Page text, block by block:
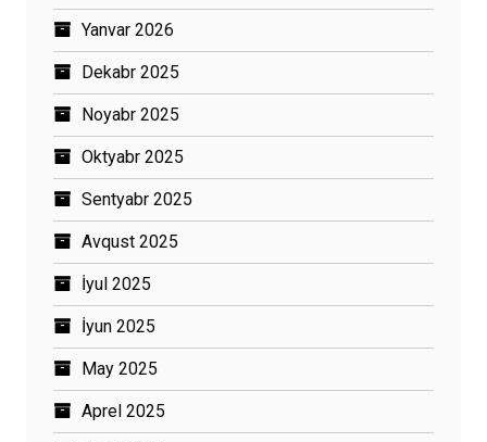
Yanvar 2026
Dekabr 2025
Noyabr 2025
Oktyabr 2025
Sentyabr 2025
Avqust 2025
İyul 2025
İyun 2025
May 2025
Aprel 2025